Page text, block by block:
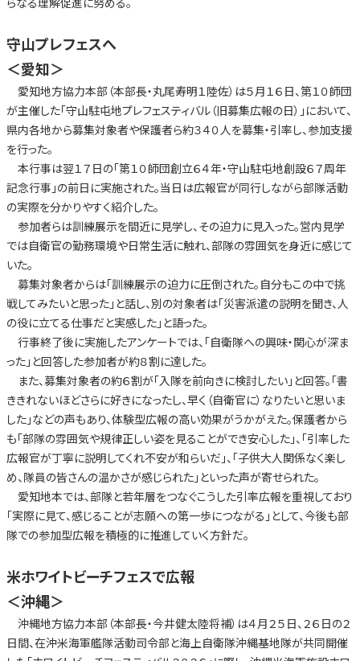
守山プレフェスへ
＜愛知＞
愛知地方協力本部（本部長・丸尾寿明１陸佐）は５月１６日、第１０師団
が主催した「守山駐屯地プレフェスティバル（旧募集広報の日）」において、
県内各地から募集対象者や保護者ら約３４０人を募集・引率し、参加支援
を行った。
本行事は翌１７日の「第１０師団創立６４年・守山駐屯地創設６７周年
記念行事」の前日に実施された。当日は広報官が同行しながら部隊活動
の実際を分かりやすく紹介した。
参加者らは訓練展示を間近に見学し、その迫力に見入った。営内見学
では自衛官の勤務環境や日常生活に触れ、部隊の雰囲気を身近に感じて
いた。
募集対象者からは「訓練展示の迫力に圧倒された。自分もこの中で挑
戦してみたいと思った」と話し、別の対象者は「災害派遣の説明を聞き、人
の役に立てる仕事だと実感した」と語った。
行事終了後に実施したアンケートでは、「自衛隊への興味・関心が深ま
った」と回答した参加者が約８割に達した。
また、募集対象者の約６割が「入隊を前向きに検討したい」と回答。「書
ききれないほどさらに好きになったし、早く（自衛官に）なりたいと思いま
した」などの声もあり、体験型広報の高い効果がうかがえた。保護者から
も「部隊の雰囲気や規律正しい姿を見ることができ安心した」、「引率した
広報官が丁寧に説明してくれ不安が和らいだ」、「子供大人関係なく楽し
め、隊員の皆さんの温かさが感じられた」といった声が寄せられた。
愛知地本では、部隊と若年層をつなぐこうした引率広報を重視しており
「実際に見て、感じることが志願への第一歩につながる」として、今後も部
隊での参加型広報を積極的に推進していく方針だ。
米ホワイトビーチフェスで広報
＜沖縄＞
沖縄地方協力本部（本部長・今井健太陸将補）は４月２５日、２６日の２
日間、在沖米海軍艦隊活動司令部と海上自衛隊沖縄基地隊が共同開催